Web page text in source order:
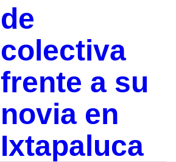
de
colectiva
frente a su
novia en
Ixtapaluca